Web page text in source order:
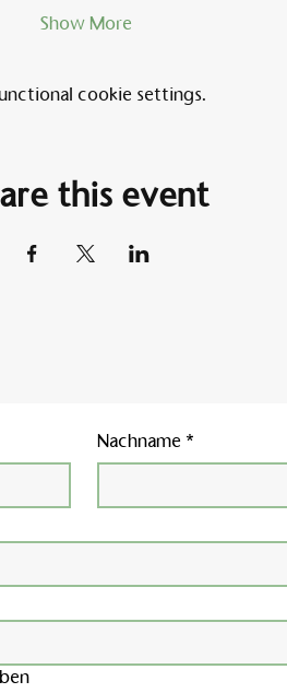
Show More
cookie settings.
this event
Nachname *